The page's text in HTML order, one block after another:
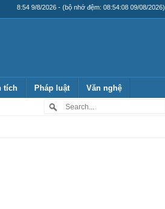
8:54 9/8/2026 - (bộ nhớ đệm: 08:54:08 09/08/2026)
tích Pháp luật Văn nghệ